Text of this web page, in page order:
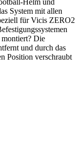
System mit allen
für Vicis ZERO2
Die
und durch das
Position verschraubt